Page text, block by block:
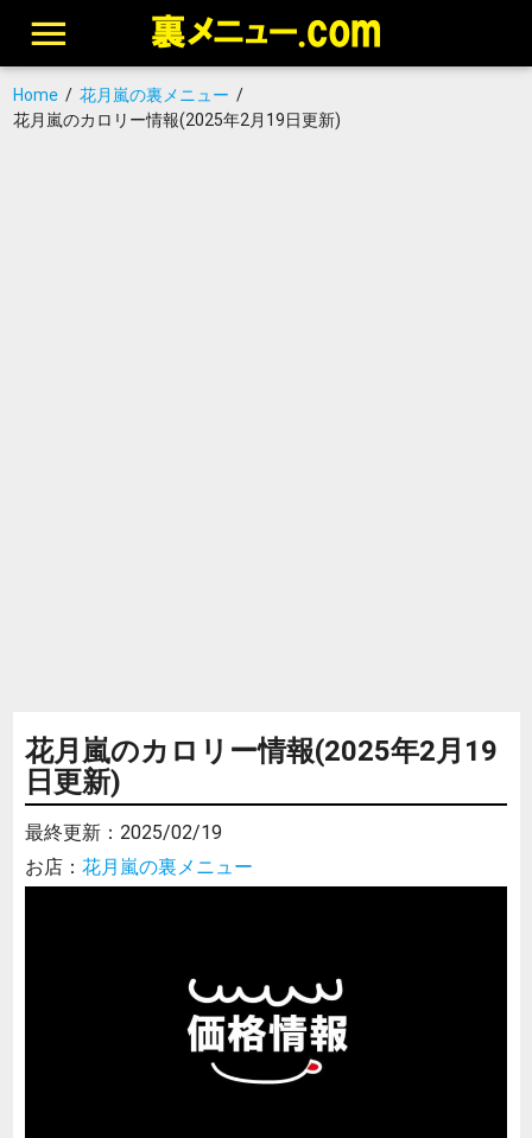
Home/ 花月嵐の裏メニュー /
花月嵐のカロリー情報(2025年2月19日更新)
花月嵐のカロリー情報(2025年2月19
日更新)
最終更新： 2025/02/19
お店： 花月嵐の裏メニュー